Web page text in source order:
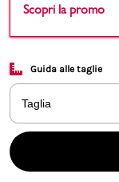
negozi
pcard
Gift card
Scopri la promo
Guida alle taglie
Taglia